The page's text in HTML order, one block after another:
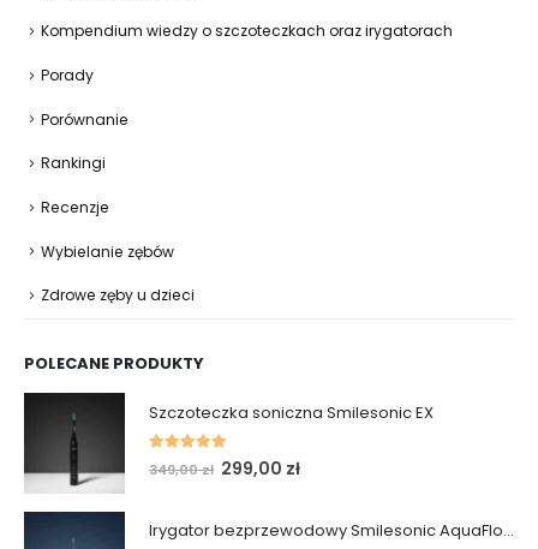
Kompendium wiedzy o szczoteczkach oraz irygatorach
Porady
Porównanie
Rankingi
Recenzje
Wybielanie zębów
Zdrowe zęby u dzieci
POLECANE PRODUKTY
Szczoteczka soniczna Smilesonic EX
out of 5
349,00zł Pierwotna
wynosiła:
299,00 złAktualna
wynosi:
Irygator bezprzewodowy Smilesonic AquaFlow